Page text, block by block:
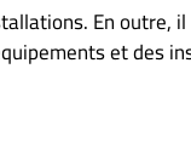
En outre,
et des